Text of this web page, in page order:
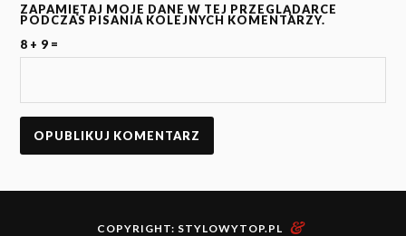
ZAPAMIĘTAJ MOJE DANE W TEJ PRZEGLĄDARCE
PODCZAS PISANIA KOLEJNYCH KOMENTARZY.
8 + 9 =
COPYRIGHT: STYLOWYTOP.PL &